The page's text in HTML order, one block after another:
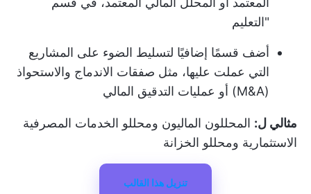
"التعليم
أضف قسمًا إضافيًا لتسليط الضوء على المشاريع
التي عملت عليها، مثل صفقات الاندماج والاستحواذ
(M&A) أو عمليات التدقيق المالي
مثالي ل: المحللون الماليون ومحللو الخدمات المصرفية
الاستثمارية ومحللو الخزانة
تنزيل هذا القالب